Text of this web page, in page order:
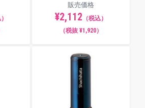
販売価格
¥2,112 （税込）
（税抜 ¥1,920）